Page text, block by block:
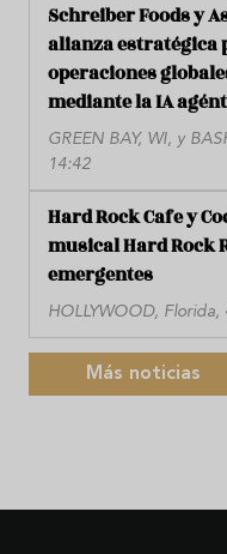
Schreiber Foods y
alianza
operaciones
mediante la IA
GREEN BAY, WI, y
14:42
Hard Rock Cafe y
musical Hard Rock
emergentes
HOLLYWOOD,
Más noticias